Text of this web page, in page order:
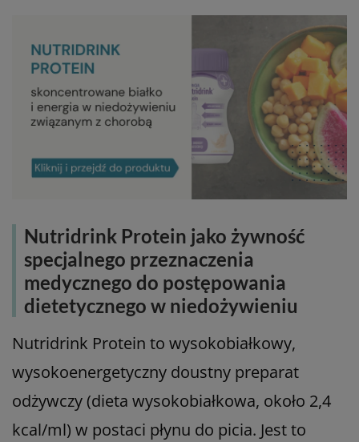
Nutridrink Protein jako żywność
specjalnego przeznaczenia
medycznego do postępowania
dietetycznego w niedożywieniu
Nutridrink Protein to wysokobiałkowy,
wysokoenergetyczny doustny preparat
odżywczy (dieta wysokobiałkowa, około 2,4
kcal/ml) w postaci płynu do picia. Jest to